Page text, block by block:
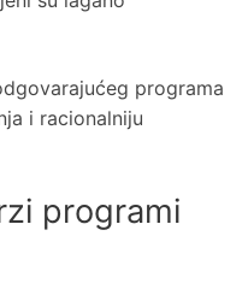
programa
i racionalniju
programi